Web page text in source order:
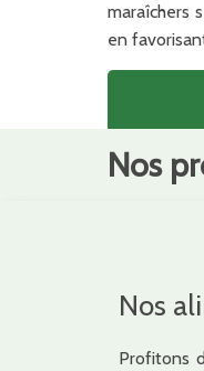
maraîchers
en
Nos
Nos
Profitons